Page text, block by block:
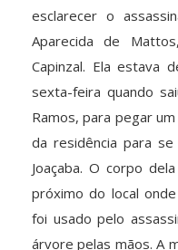
esclarecer o
Aparecida de
Capinzal. Ela estava
sexta-feira quando
Ramos, para pegar
da residência para
Joaçaba. O corpo
próximo do local
foi usado pelo
árvore pelas mãos. A